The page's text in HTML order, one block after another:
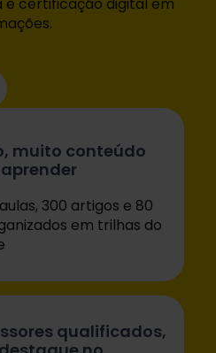
e certificação digital em
muito conteúdo
300 artigos e 80
em trilhas do
qualificados,